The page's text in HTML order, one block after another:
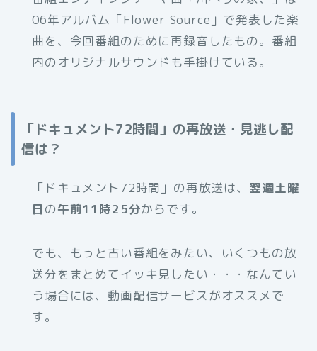
06年アルバム「Flower Source」で発表した楽
曲を、今回番組のために再録音したもの。番組
内のオリジナルサウンドも手掛けている。
「ドキュメント72時間」の再放送・見逃し配
信は？
「ドキュメント72時間」の再放送は、 翌週土曜
日 の午前11時25分からです。
でも、もっと古い番組をみたい、いくつもの放
送分をまとめてイッキ見したい・・・なんてい
う場合には、動画配信サービスがオススメで
す。